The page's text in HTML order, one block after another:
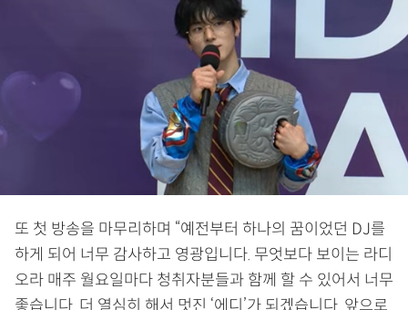
또 첫 방송을 마무리하며 “예전부터 하나의 꿈이었던 DJ를
하게 되어 너무 감사하고 영광입니다. 무엇보다 보이는 라디
오라 매주 월요일마다 청취자분들과 함께 할 수 있어서 너무
좋습니다. 더 열심히 해서 멋진 ‘에디’가 되겠습니다. 앞으로